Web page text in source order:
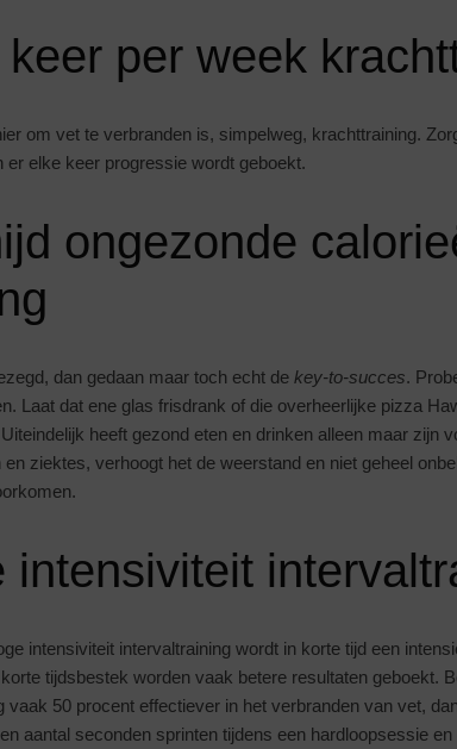
keer per week
om vet te verbranden is, simpelweg, krachttraining.
er elke keer progressie wordt geboekt.
ongezonde
dan gedaan maar toch echt de key-to-succes.
Laat dat ene glas frisdrank of die overheerlijke pizza
heeft gezond eten en drinken alleen maar zijn
en ziektes, verhoogt het de weerstand en niet geheel
intensiviteit
intensiviteit intervaltraining wordt in korte tijd een
tijdsbestek worden vaak betere resultaten geboekt.
vaak 50 procent effectiever in het verbranden van vet,
aantal seconden sprinten tijdens een hardloopsessie